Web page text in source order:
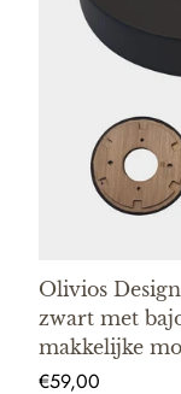
Olivios
zwart met
makkelijke
Normale
€59,00